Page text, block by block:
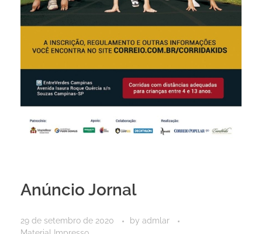
Anúncio Jornal
29 de setembro de 2020 by admlar